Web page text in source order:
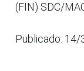
(FIN) SDC/
Publicado: